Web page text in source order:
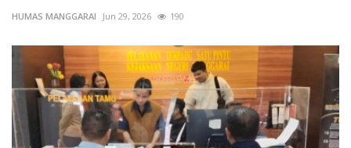
HUMAS MANGGARAI Jun 29, 2026 190